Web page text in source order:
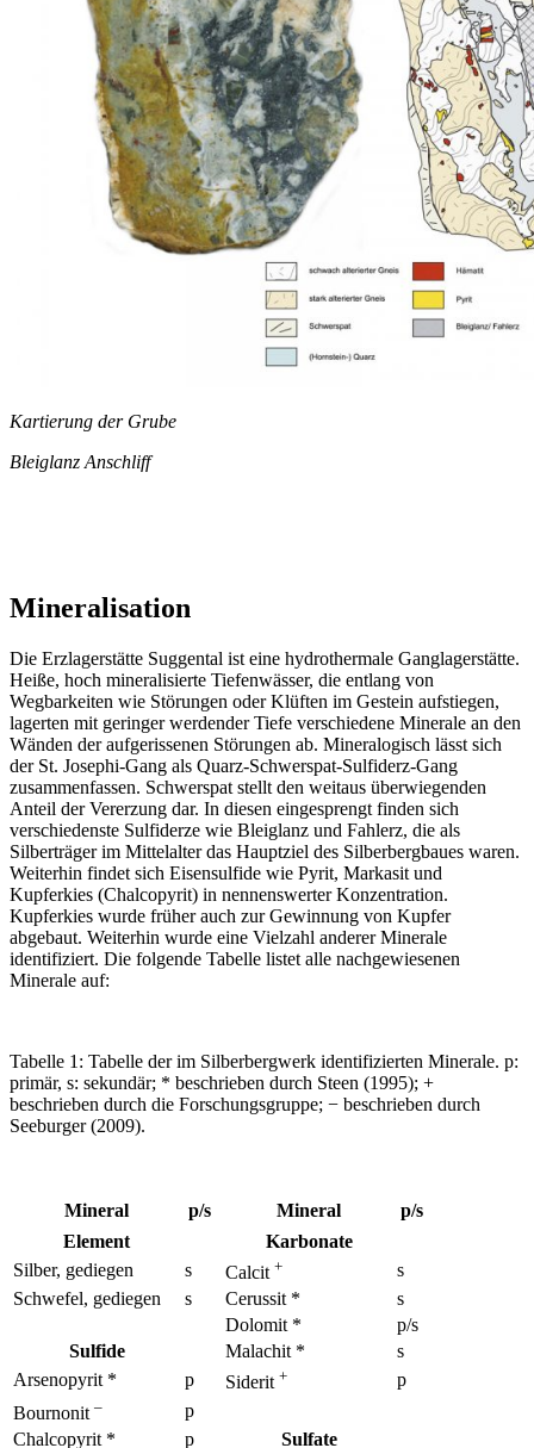
Kartierung der Grube
Bleiglanz Anschliff
Mineralisation
Die Erzlagerstätte Suggental ist eine hydrothermale Ganglagerstätte.
Heiße, hoch mineralisierte Tiefenwässer, die entlang von
Wegbarkeiten wie Störungen oder Klüften im Gestein aufstiegen,
lagerten mit geringer werdender Tiefe verschiedene Minerale an den
Wänden der aufgerissenen Störungen ab. Mineralogisch lässt sich
der St. Josephi-Gang als Quarz-Schwerspat-Sulfiderz-Gang
zusammenfassen. Schwerspat stellt den weitaus überwiegenden
Anteil der Vererzung dar. In diesen eingesprengt finden sich
verschiedenste Sulfiderze wie Bleiglanz und Fahlerz, die als
Silberträger im Mittelalter das Hauptziel des Silberbergbaues waren.
Weiterhin findet sich Eisensulfide wie Pyrit, Markasit und
Kupferkies (Chalcopyrit) in nennenswerter Konzentration.
Kupferkies wurde früher auch zur Gewinnung von Kupfer
abgebaut. Weiterhin wurde eine Vielzahl anderer Minerale
identifiziert. Die folgende Tabelle listet alle nachgewiesenen
Minerale auf:
Tabelle 1: Tabelle der im Silberbergwerk identifizierten Minerale. p:
primär, s: sekundär; * beschrieben durch Steen (1995); +
beschrieben durch die Forschungsgruppe; − beschrieben durch
Seeburger (2009).
Mineral p/s Mineral p/s
Element
Karbonate
Silber, gediegen
s Calcit +
s
Schwefel, gediegen
s Cerussit *
s
Dolomit *
p/s
Sulfide
Malachit *
s
Arsenopyrit *
p Siderit +
p
Bournonit –
p
Chalcopyrit *
p
Sulfate